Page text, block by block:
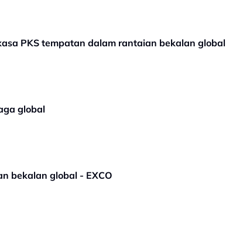
PKS tempatan dalam rantaian bekalan global
global
bekalan global - EXCO